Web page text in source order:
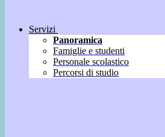
Servizi
Panoramica
Famiglie e studenti
Personale scolastico
Percorsi di studio